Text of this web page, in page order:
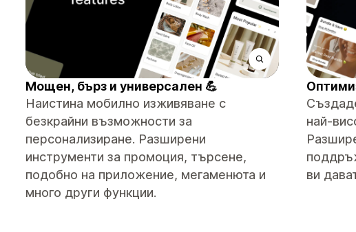
Мощен, бърз и универсален 💪
Наистина мобилно изживяване с
безкрайни възможности за
персонализиране. Разширени
инструменти за промоция, търсене,
подобно на приложение, мегаменюта и
много други функции.
най-
ви